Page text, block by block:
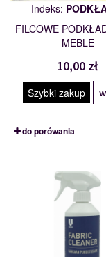
Indeks:
FILCOWE
MEBLE
10,00 zł
Szybki zakup
do porówania
TEXTILE
CLEANER 500ML
114206